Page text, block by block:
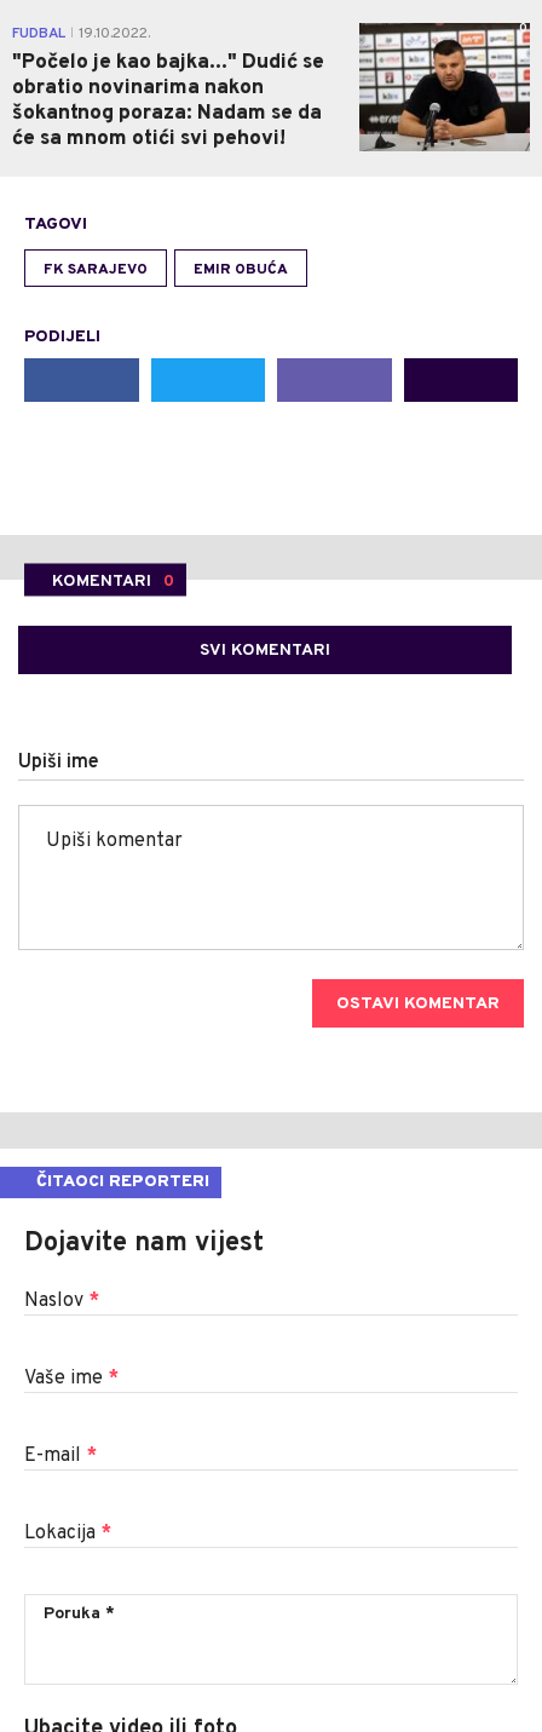
FUDBAL 19.10.2022.
"Počelo je kao bajka..." Dudić se
obratio novinarima nakon
šokantnog poraza: Nadam se da
će sa mnom otići svi pehovi!
0
TAGOVI
FK SARAJEVO EMIR OBUĆA
PODIJELI
KOMENTARI 0
SVI KOMENTARI
Upiši ime
OSTAVI KOMENTAR
ČITAOCI REPORTERI
Dojavite nam vijest
Naslov *
Vaše ime *
E-mail *
Lokacija *